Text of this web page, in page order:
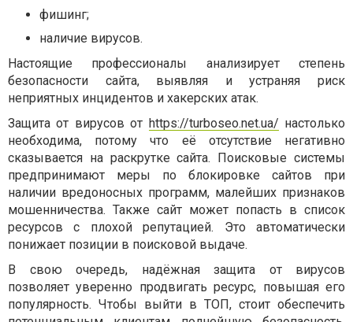
фишинг;
наличие вирусов.
Настоящие профессионалы анализирует степень
безопасности сайта, выявляя и устраняя риск
неприятных инцидентов и хакерских атак.
Защита от вирусов от https://turboseo.net.ua/ настолько
необходима, потому что её отсутствие негативно
сказывается на раскрутке сайта. Поисковые системы
предпринимают меры по блокировке сайтов при
наличии вредоносных программ, малейших признаков
мошенничества. Также сайт может попасть в список
ресурсов с плохой репутацией. Это автоматически
понижает позиции в поисковой выдаче.
В свою очередь, надёжная защита от вирусов
позволяет уверенно продвигать ресурс, повышая его
популярность. Чтобы выйти в ТОП, стоит обеспечить